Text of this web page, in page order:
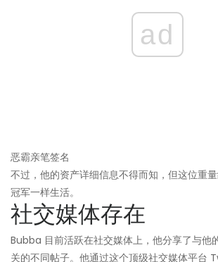
ad
恶霸亲笔签名
不过，他的资产详细信息不得而知，但这位重
冠军一样生活。
社交媒体存在
Bubba 目前活跃在社交媒体上，他分享了与他
关的不同帖子。他通过这个顶级社交媒体平台